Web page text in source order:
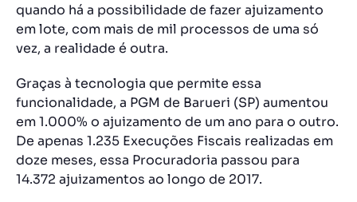
quando há a possibilidade de fazer ajuizamento
em lote, com mais de mil processos de uma só
vez, a realidade é outra.
Graças à tecnologia que permite essa
funcionalidade, a PGM de Barueri (SP) aumentou
em 1.000% o ajuizamento de um ano para o outro.
De apenas 1.235 Execuções Fiscais realizadas em
doze meses, essa Procuradoria passou para
14.372 ajuizamentos ao longo de 2017.